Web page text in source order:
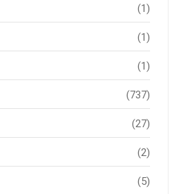
(1)
(1)
(1)
(737)
(27)
(2)
(5)